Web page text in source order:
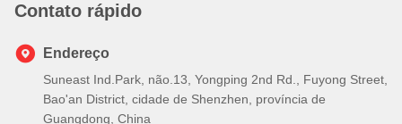
Contato rápido
Endereço
Suneast Ind.Park, não.13, Yongping 2nd Rd., Fuyong Street,
Bao'an District, cidade de Shenzhen, província de
Guangdong, China